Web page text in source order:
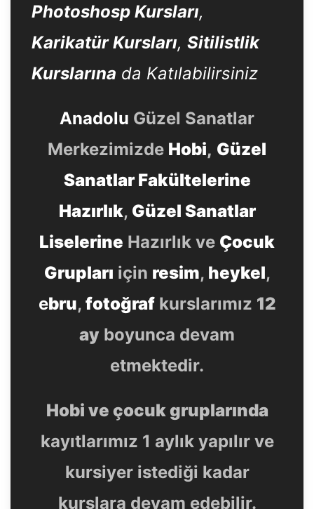
Photoshosp Kursları,
Karikatür Kursları, Sitilistlik
Kurslarına da Katılabilirsiniz
Anadolu Güzel Sanatlar
Merkezimizde Hobi, Güzel
Sanatlar Fakültelerine
Hazırlık, Güzel Sanatlar
Liselerine Hazırlık ve Çocuk
Grupları için resim, heykel,
ebru, fotoğrafkurslarımız 12
ay boyunca devam
etmektedir.
Hobi ve çocuk gruplarında
kayıtlarımız 1 aylık yapılır ve
kursiyer istediği kadar
kurslara devam edebilir.